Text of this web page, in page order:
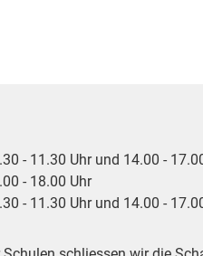
- 11.30 Uhr und 14.00 -
- 18.00 Uhr
- 11.30 Uhr und 14.00 -